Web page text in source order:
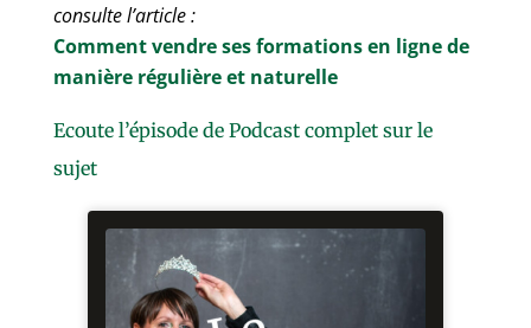
consulte l’article :
Comment vendre ses formations en ligne de
manière régulière et naturelle
Ecoute l’épisode de Podcast complet sur le
sujet